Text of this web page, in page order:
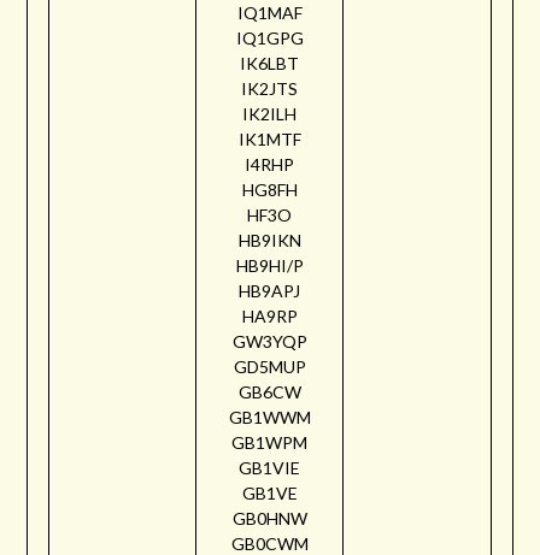
IQ1MAF
IQ1GPG
IK6LBT
IK2JTS
IK2ILH
IK1MTF
I4RHP
HG8FH
HF3O
HB9IKN
HB9HI/P
HB9APJ
HA9RP
GW3YQP
GD5MUP
GB6CW
GB1WWM
GB1WPM
GB1VIE
GB1VE
GB0HNW
GB0CWM